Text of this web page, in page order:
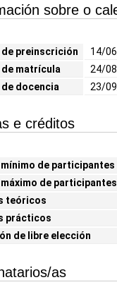
sobre o
de preinscrición
14/
de matrícula
24/
docencia
23/
e créditos
mínimo de participantes
máximo de participantes
teóricos
prácticos
de libre elección
as